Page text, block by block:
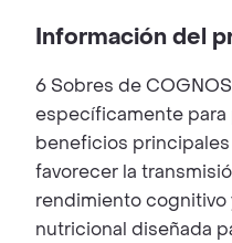
Información del
6 Sobres de
específicamente para
beneficios principales
favorecer la
rendimiento cognitivo
nutricional diseñada